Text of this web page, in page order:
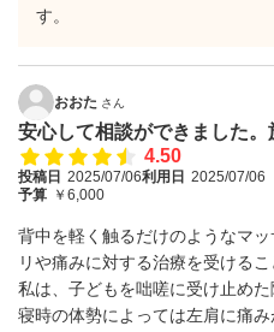
す。
おおた さん
安心して相談ができました。
4.50
投稿日 2025/07/06利用日 2025/07/06
予算 ￥6,000
背中を軽く触るだけのようなマ
リや痛みに対する治療を受けるこ
私は、子どもを咄嗟に受け止め
寝時の体勢によっては左肩に痛